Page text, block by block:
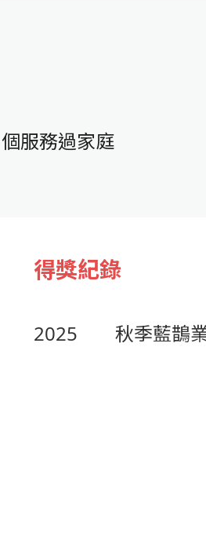
個服務過家庭
得獎紀錄
2025 秋季藍鵲